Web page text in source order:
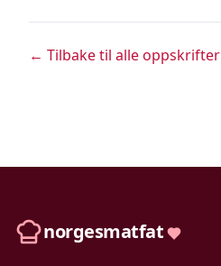
← Tilbake til alle oppskrifter
norgesmatfat